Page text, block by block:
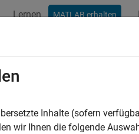
Lernen MATLAB erhalten
Inhalte (sofern
wir Ihnen die folgende